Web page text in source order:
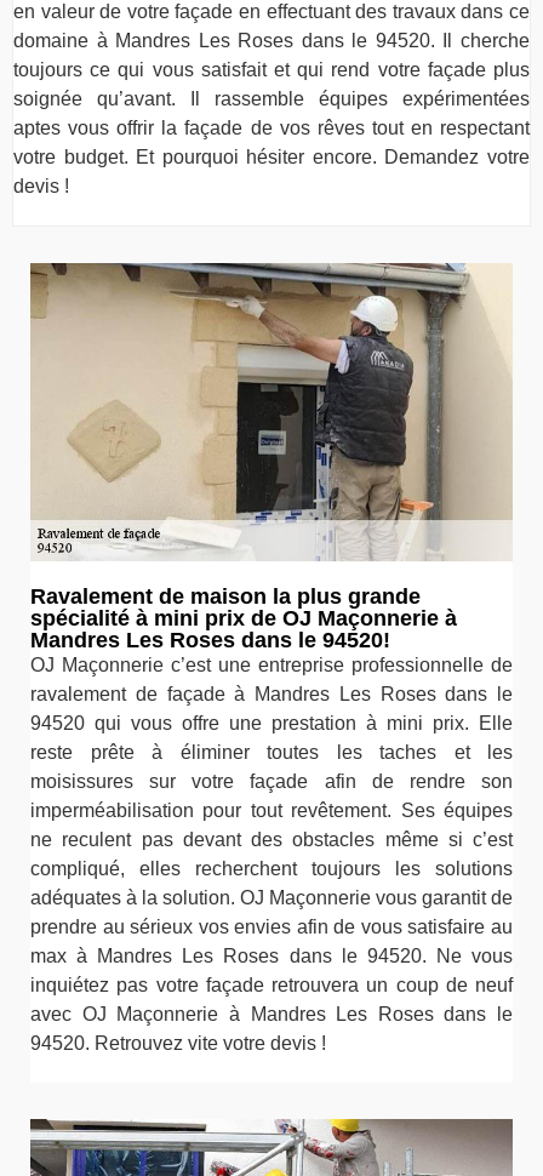
en valeur de votre façade en effectuant des travaux dans ce
domaine à Mandres Les Roses dans le 94520. Il cherche
toujours ce qui vous satisfait et qui rend votre façade plus
soignée qu’avant. Il rassemble équipes expérimentées
aptes vous offrir la façade de vos rêves tout en respectant
votre budget. Et pourquoi hésiter encore. Demandez votre
devis !
Ravalement de maison la plus grande
spécialité à mini prix de OJ Maçonnerie à
Mandres Les Roses dans le 94520!
OJ Maçonnerie c’est une entreprise professionnelle de
ravalement de façade à Mandres Les Roses dans le
94520 qui vous offre une prestation à mini prix. Elle
reste prête à éliminer toutes les taches et les
moisissures sur votre façade afin de rendre son
imperméabilisation pour tout revêtement. Ses équipes
ne reculent pas devant des obstacles même si c’est
compliqué, elles recherchent toujours les solutions
adéquates à la solution. OJ Maçonnerie vous garantit de
prendre au sérieux vos envies afin de vous satisfaire au
max à Mandres Les Roses dans le 94520. Ne vous
inquiétez pas votre façade retrouvera un coup de neuf
avec OJ Maçonnerie à Mandres Les Roses dans le
94520. Retrouvez vite votre devis !